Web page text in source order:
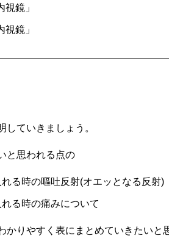
鏡」
鏡」
していきましょう。
と思われる点の
る時の嘔吐反射(オエッとなる反射)
る時の痛みについて
かりやすく表にまとめていきたいと